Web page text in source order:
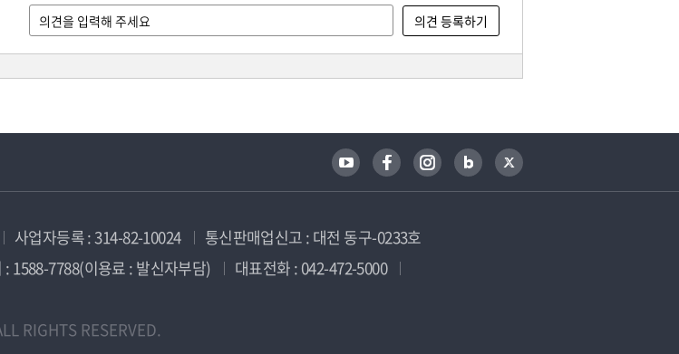
사업자등록 : 314-82-10024
통신판매업신고 : 대전 동구-0233호
: 1588-7788(이용료 : 발신자부담)
대표전화 : 042-472-5000
RIGHTS RESERVED.